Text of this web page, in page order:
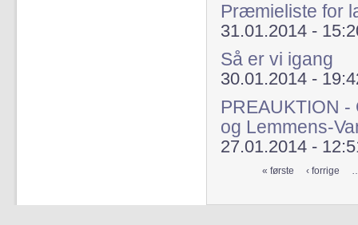
Præmieliste for
31.01.2014 -
Så er vi igang
30.01.2014 -
PREAUKTION
og Lemmens-
27.01.2014 -
« første ‹ forrige